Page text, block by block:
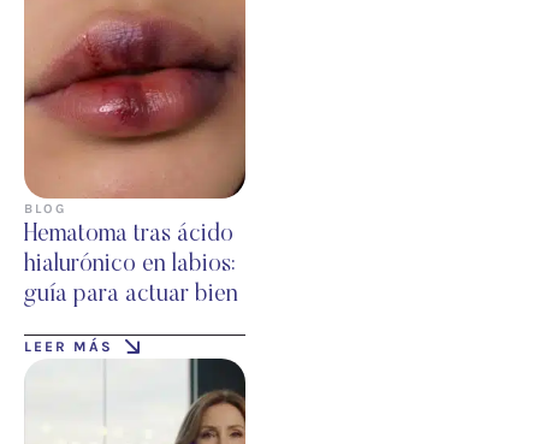
BLOG
Hematoma tras ácido
hialurónico en labios:
guía para actuar bien
LEER MÁS